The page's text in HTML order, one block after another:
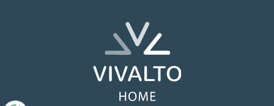
Retourner à l'accueil